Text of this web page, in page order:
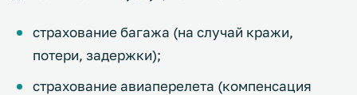
страхование багажа (на случай кражи,
потери, задержки);
страхование авиаперелета (компенсация